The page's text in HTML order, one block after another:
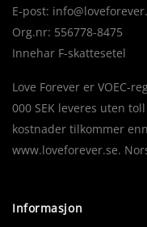
E-post:
Org.nr: 556778-8475
Innehar F-skattesetel
Love Forever er VOEC-
000 SEK leveres uten
kostnader tilkommer
www.loveforever.se.
Informasjon